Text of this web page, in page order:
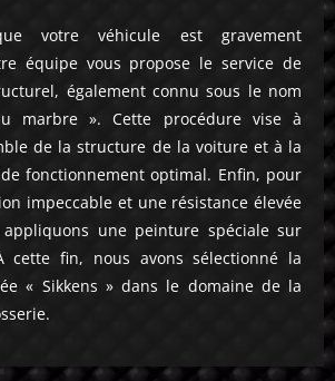
votre véhicule est gravement
équipe vous propose le service de
également connu sous le nom
marbre ». Cette procédure vise à
de la structure de la voiture et à la
fonctionnement optimal. Enfin, pour
impeccable et une résistance élevée
une peinture spéciale sur
cette fin, nous avons sélectionné la
« Sikkens » dans le domaine de la